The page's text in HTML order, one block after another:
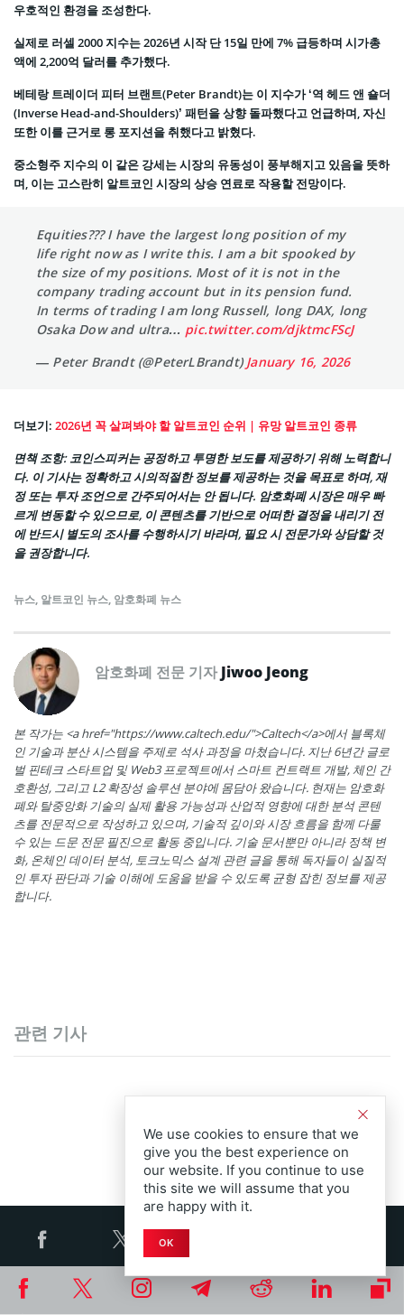
우호적인 환경을 조성한다.
실제로 러셀 2000 지수는 2026년 시작 단 15일 만에 7% 급등하며 시가총
액에 2,200억 달러를 추가했다.
베테랑 트레이더 피터 브랜트(Peter Brandt)는 이 지수가 ‘역 헤드 앤 숄더
(Inverse Head-and-Shoulders)’ 패턴을 상향 돌파했다고 언급하며, 자신
또한 이를 근거로 롱 포지션을 취했다고 밝혔다.
중소형주 지수의 이 같은 강세는 시장의 유동성이 풍부해지고 있음을 뜻하
며, 이는 고스란히 알트코인 시장의 상승 연료로 작용할 전망이다.
Equities??? I have the largest long position of my
life right now as I write this. I am a bit spooked by
the size of my positions. Most of it is not in the
company trading account but in its pension fund.
In terms of trading I am long Russell, long DAX, long
Osaka Dow and ultra… pic.twitter.com/djktmcFScJ
— Peter Brandt (@PeterLBrandt)January 16, 2026
더보기: 2026년 꼭 살펴봐야 할 알트코인 순위 | 유망 알트코인 종류
면책 조항: 코인스피커는 공정하고 투명한 보도를 제공하기 위해 노력합니
다. 이 기사는 정확하고 시의적절한 정보를 제공하는 것을 목표로 하며, 재
정 또는 투자 조언으로 간주되어서는 안 됩니다. 암호화폐 시장은 매우 빠
르게 변동할 수 있으므로, 이 콘텐츠를 기반으로 어떠한 결정을 내리기 전
에 반드시 별도의 조사를 수행하시기 바라며, 필요 시 전문가와 상담할 것
을 권장합니다.
뉴스, 알트코인 뉴스, 암호화폐 뉴스
암호화폐 전문 기자Jiwoo Jeong
본 작가는 <a href="https://www.caltech.edu/">Caltech</a>에서 블록체
인 기술과 분산 시스템을 주제로 석사 과정을 마쳤습니다. 지난 6년간 글로
벌 핀테크 스타트업 및 Web3 프로젝트에서 스마트 컨트랙트 개발, 체인 간
호환성, 그리고 L2 확장성 솔루션 분야에 몸담아 왔습니다. 현재는 암호화
폐와 탈중앙화 기술의 실제 활용 가능성과 산업적 영향에 대한 분석 콘텐
츠를 전문적으로 작성하고 있으며, 기술적 깊이와 시장 흐름을 함께 다룰
수 있는 드문 전문 필진으로 활동 중입니다. 기술 문서뿐만 아니라 정책 변
화, 온체인 데이터 분석, 토크노믹스 설계 관련 글을 통해 독자들이 실질적
인 투자 판단과 기술 이해에 도움을 받을 수 있도록 균형 잡힌 정보를 제공
합니다.
관련 기사
We use cookies to ensure that we
give you the best experience on
our website. If you continue to use
this site we will assume that you
are happy with it.
OK